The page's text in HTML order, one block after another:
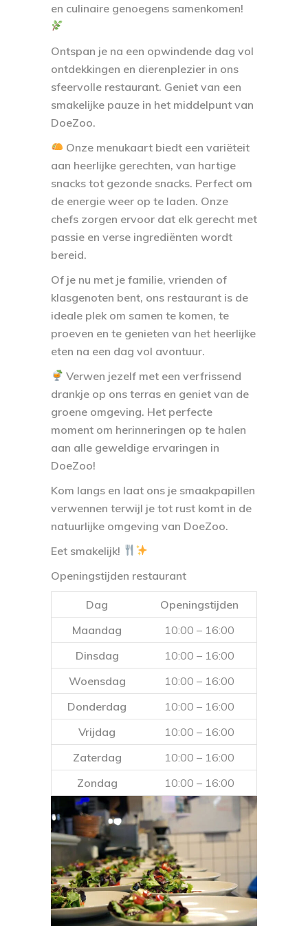
en culinaire genoegens samenkomen!
Ontspan je na een opwindende dag vol
ontdekkingen en dierenplezier in ons
sfeervolle restaurant. Geniet van een
smakelijke pauze in het middelpunt van
DoeZoo.
Onze menukaart biedt een variëteit
aan heerlijke gerechten, van hartige
snacks tot gezonde snacks. Perfect om
de energie weer op te laden. Onze
chefs zorgen ervoor dat elk gerecht met
passie en verse ingrediënten wordt
bereid.
Of je nu met je familie, vrienden of
klasgenoten bent, ons restaurant is de
ideale plek om samen te komen, te
proeven en te genieten van het heerlijke
eten na een dag vol avontuur.
Verwen jezelf met een verfrissend
drankje op ons terras en geniet van de
groene omgeving. Het perfecte
moment om herinneringen op te halen
aan alle geweldige ervaringen in
DoeZoo!
Kom langs en laat ons je smaakpapillen
verwennen terwijl je tot rust komt in de
natuurlijke omgeving van DoeZoo.
Eet smakelijk!
Openingstijden restaurant
Dag
Openingstijden
Maandag
10:00 – 16:00
Dinsdag
10:00 – 16:00
Woensdag
10:00 – 16:00
Donderdag
10:00 – 16:00
Vrijdag
10:00 – 16:00
Zaterdag
10:00 – 16:00
Zondag
10:00 – 16:00